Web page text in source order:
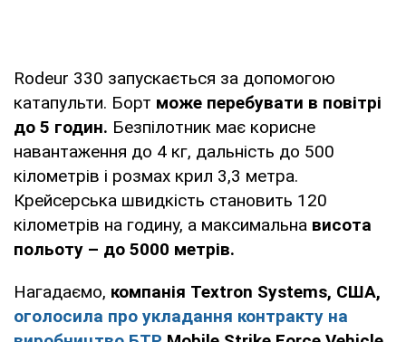
Rodeur 330 запускається за допомогою
катапульти. Борт може перебувати в повітрі
до 5 годин. Безпілотник має корисне
навантаження до 4 кг, дальність до 500
кілометрів і розмах крил 3,3 метра.
Крейсерська швидкість становить 120
кілометрів на годину, а максимальна висота
польоту – до 5000 метрів.
Нагадаємо, компанія Textron Systems, США,
оголосила про укладання контракту на